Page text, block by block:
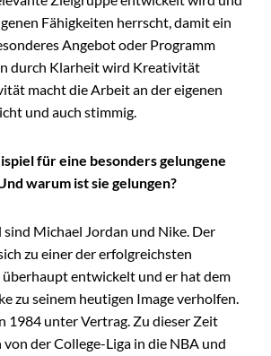
Fähigkeiten herrscht, damit ein
Angebot oder Programm
durch Klarheit wird Kreativität
macht die Arbeit an der eigenen
und auch stimmig.
für eine besonders gelungene
warum ist sie gelungen?
sind Michael Jordan und Nike. Der
zu einer der erfolgreichsten
entwickelt und er hat dem
zu seinem heutigen Image verholfen.
1984 unter Vertrag. Zu dieser Zeit
der College-Liga in die NBA und